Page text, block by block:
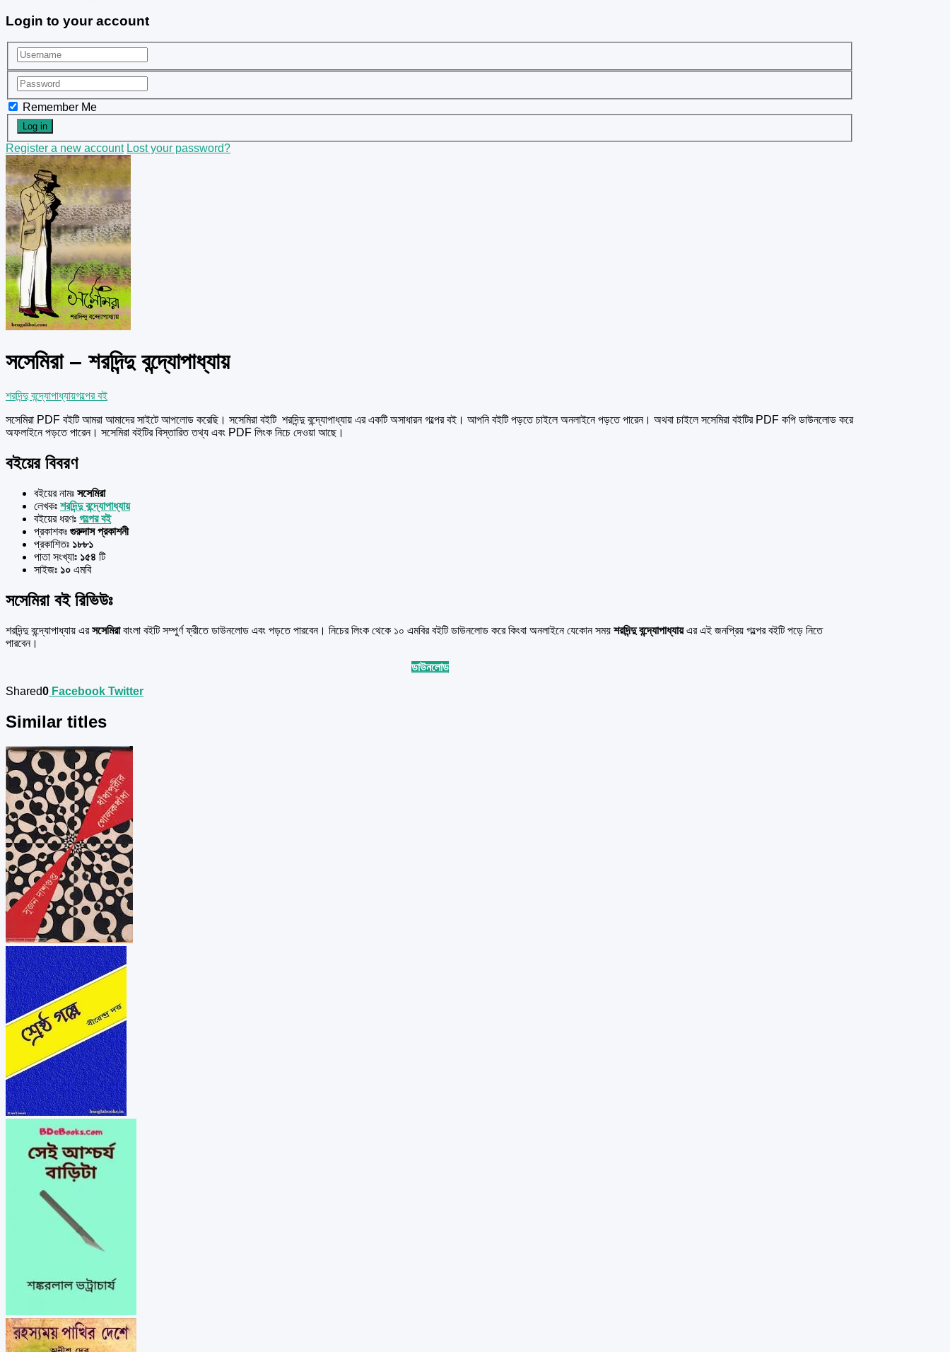
Login to your account
Remember Me
Register a new account Lost your password?
সসেমিরা – শরদিন্দু বন্দ্যোপাধ্যায়
শরদিন্দু বন্দ্যোপাধ্যায়গল্পের বই
সসেমিরা PDF বইটি আমরা আমাদের সাইটে আপলোড করেছি। সসেমিরা বইটি শরদিন্দু বন্দ্যোপাধ্যায় এর একটি অসাধারন গল্পের বই। আপনি বইটি পড়তে চাইলে অনলাইনে পড়তে পারেন। অথবা চাইলে সসেমিরা বইটির PDF কপি ডাউনলোড করে
অফলাইনে পড়তে পারেন। সসেমিরা বইটির বিস্তারিত তথ্য এবং PDF লিংক নিচে দেওয়া আছে।
বইয়ের বিবরণ
বইয়ের নামঃ সসেমিরা
লেখকঃ শরদিন্দু বন্দ্যোপাধ্যায়
বইয়ের ধরণঃ গল্পের বই
প্রকাশকঃ গুরুদাস প্রকাশনী
প্রকাশিতঃ ১৮৮১
পাতা সংখ্যাঃ ১৫৪ টি
সাইজঃ ১০ এমবি
সসেমিরা বই রিভিউঃ
শরদিন্দু বন্দ্যোপাধ্যায় এরসসেমিরাবাংলা বইটি সম্পুর্ণ ফ্রীতে ডাউনলোড এবং পড়তে পারবেন। নিচের লিংক থেকে ১০ এমবির বইটি ডাউনলোড করে কিংবা অনলাইনে যেকোন সময় শরদিন্দু বন্দ্যোপাধ্যায়এর এই জনপ্রিয় গল্পের বইটি পড়ে নিতে
পারবেন।
ডাউনলোড
Shared0 Facebook Twitter
Similar titles